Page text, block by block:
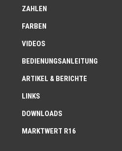
ZAHLEN
FARBEN
VIDEOS
BEDIENUNGSANLEITUNG
ARTIKEL & BERICHTE
LINKS
DOWNLOADS
MARKTWERT R16